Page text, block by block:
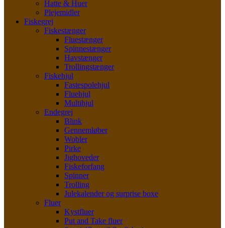
Hatte & Huer
Plejemidler
Fiskegrej
Fiskestænger
Fluestænger
Spinnestænger
Havstænger
Trollingstænger
Fiskehjul
Fastespolehjul
Fluehjul
Multihjul
Endegrej
Blink
Gennemløber
Wobler
Pirke
Jighoveder
Fiskeforfang
Spinner
Trolling
Julekalender og surprise boxe
Fluer
Kystfluer
Put and Take fluer